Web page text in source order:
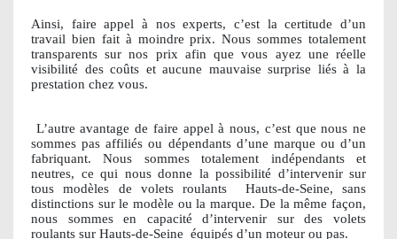
Ainsi, faire appel à nos experts, c’est la certitude d’un
travail bien fait à moindre prix. Nous sommes totalement
transparents sur nos prix afin que vous ayez une réelle
visibilité des coûts et aucune mauvaise surprise liés à la
prestation chez vous.
L’autre avantage de faire appel à nous, c’est que nous ne
sommes pas affiliés ou dépendants d’une marque ou d’un
fabriquant. Nous sommes totalement indépendants et
neutres, ce qui nous donne la possibilité d’intervenir sur
tous modèles de volets roulants
Hauts-de-Seine, sans
distinctions sur le modèle ou la marque. De la même façon,
nous sommes en capacité d’intervenir sur des volets
roulants sur Hauts-de-Seine équipés d’un moteur ou pas.